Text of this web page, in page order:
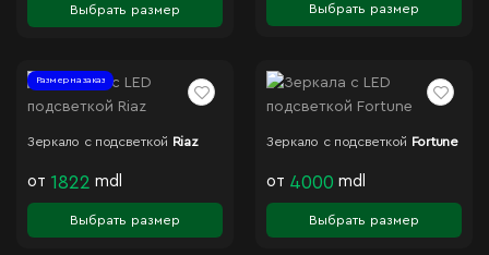
Выбрать размер Выбрать размер
Размер на заказ
Зеркало с подсветкой Riaz
от 1822 mdl
Выбрать размер
Зеркало с подсветкой Fortune
от 4000 mdl
Выбрать размер